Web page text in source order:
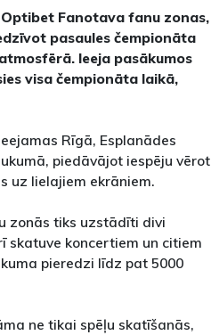
Fanotava fanu zonas,
pasaules čempionāta
Ieeja pasākumos
visa čempionāta laikā,
Rīgā, Esplanādes
piedāvājot iespēju vērot
uz lielajiem ekrāniem.
zonās tiks uzstādīti divi
skatuve koncertiem un citiem
pieredzi līdz pat 5000
ne tikai spēļu skatīšanās,